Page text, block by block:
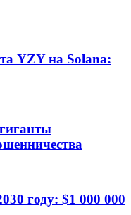
YZY на Solana:
году: $1 000 000